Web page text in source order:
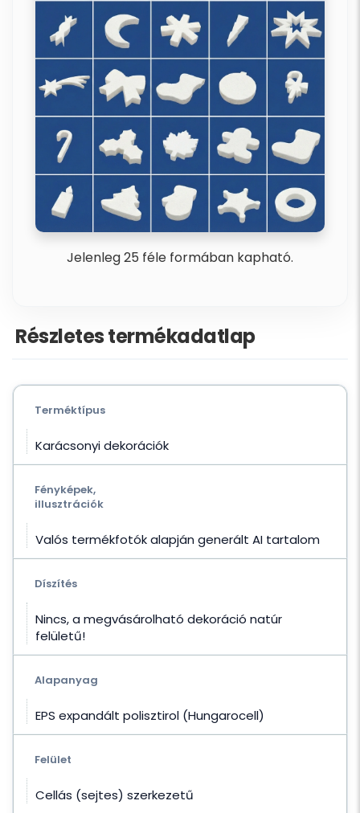
Jelenleg 25 féle formában kapható.
Részletes termékadatlap
Terméktípus
Karácsonyi dekorációk
Fényképek,
illusztrációk
Valós termékfotók alapján generált AI tartalom
Díszítés
Nincs, a megvásárolható dekoráció natúr
felületű!
Alapanyag
EPS expandált polisztirol (Hungarocell)
Felület
Cellás (sejtes) szerkezetű